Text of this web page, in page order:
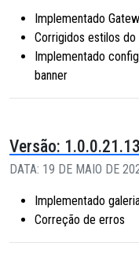
Implementado
Corrigidos estilos
Implementado
banner
Versão: 1.0.0.21.13
DATA: 19 DE MAIO DE
Implementado
Correção de erros